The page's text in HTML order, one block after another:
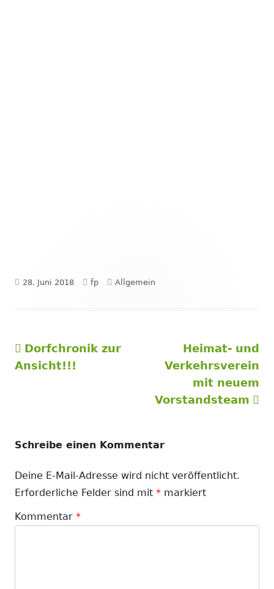
Veröffentlicht
28. Juni 2018 Autor
fp Kategorien
Allgemein
Beitragsnavigation
Vorheriger
Beitrag:
Dorfchronik zur
Ansicht!!!
Nächster
Beitrag
Heimat- und
Verkehrsverein
mit neuem
Vorstandsteam
Schreibe einen Kommentar
Deine E-Mail-Adresse wird nicht veröffentlicht.
Erforderliche Felder sind mit * markiert
Kommentar *